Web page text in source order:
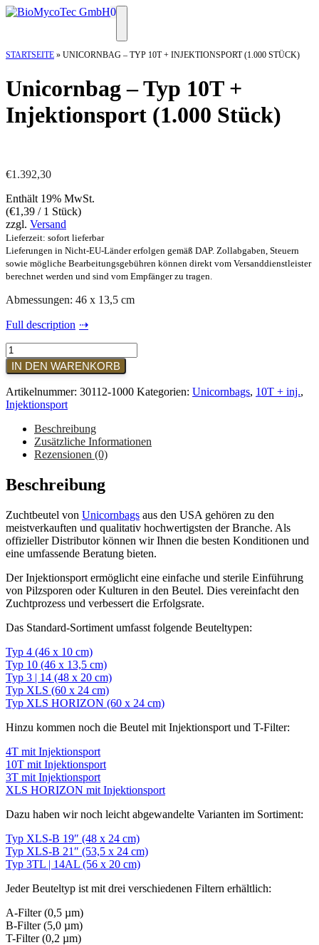
Zum
0
STARTSEITE » UNICORNBAG – TYP 10T + INJEKTIONSPORT (1.000 STÜCK)
Unicornbag – Typ 10T +
Injektionsport (1.000 Stück)
€1.392,30
Enthält 19% MwSt.
(€1,39 / 1 Stück)
zzgl. Versand
Lieferzeit: sofort lieferbar
Lieferungen in Nicht-EU-Länder erfolgen gemäß DAP. Zollabgaben, Steuern
sowie mögliche Bearbeitungsgebühren können direkt vom Versanddienstleister
berechnet werden und sind vom Empfänger zu tragen.
Abmessungen: 46 x 13,5 cm
Full description
Unicornbag
-
Typ
10T
+
Injektionsport
(1.000
Stück)
Menge
IN DEN WARENKORB
Artikelnummer: 30112-1000 Kategorien: Unicornbags, 10T + inj.,
Injektionsport
Beschreibung
Zusätzliche Informationen
Rezensionen (0)
Beschreibung
Zuchtbeutel von Unicornbags aus den USA gehören zu den
meistverkauften und qualitativ hochwertigsten der Branche. Als
offizieller Distributor können wir Ihnen die besten Konditionen und
eine umfassende Beratung bieten.
Der Injektionsport ermöglicht eine einfache und sterile Einführung
von Pilzsporen oder Kulturen in den Beutel. Dies vereinfacht den
Zuchtprozess und verbessert die Erfolgsrate.
Das Standard-Sortiment umfasst folgende Beuteltypen:
Typ 4 (46 x 10 cm)
Typ 10 (46 x 13,5 cm)
Typ 3 | 14 (48 x 20 cm)
Typ XLS (60 x 24 cm)
Typ XLS HORIZON (60 x 24 cm)
Hinzu kommen noch die Beutel mit Injektionsport und T-Filter:
4T mit Injektionsport
10T mit Injektionsport
3T mit Injektionsport
XLS HORIZON mit Injektionsport
Dazu haben wir noch leicht abgewandelte Varianten im Sortiment:
Typ XLS-B 19″ (48 x 24 cm)
Typ XLS-B 21″ (53,5 x 24 cm)
Typ 3TL | 14AL (56 x 20 cm)
Jeder Beuteltyp ist mit drei verschiedenen Filtern erhältlich:
A-Filter (0,5 µm)
B-Filter (5,0 µm)
T-Filter (0,2 µm)